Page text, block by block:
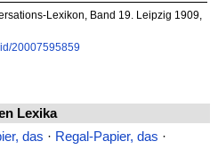
Lexikon, Band 19. Leipzig 1909,
20007595859
Lexika
das · Regal-Papier, das ·